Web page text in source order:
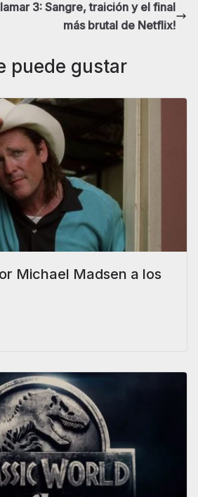
3: Sangre, traición y el final
más brutal de Netflix!
puede gustar
Michael Madsen a los